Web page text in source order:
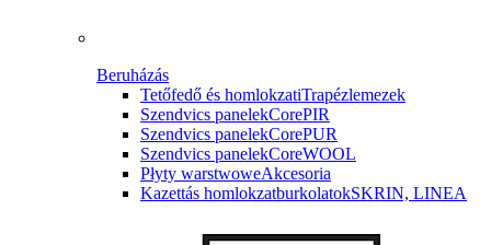
Beruházás
Tetőfedő és homlokzatiTrapézlemezek
Szendvics panelekCorePIR
Szendvics panelekCorePUR
Szendvics panelekCoreWOOL
Płyty warstwoweAkcesoria
Kazettás homlokzatburkolatokSKRIN, LINEA